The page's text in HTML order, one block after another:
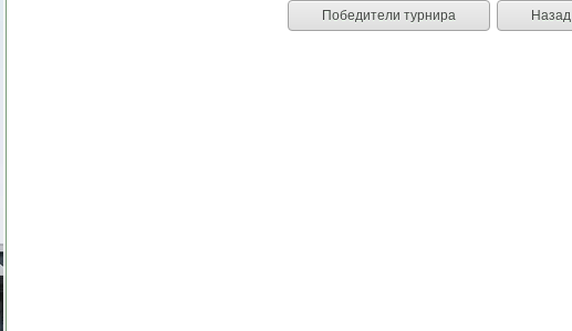
Победители турнира Назад